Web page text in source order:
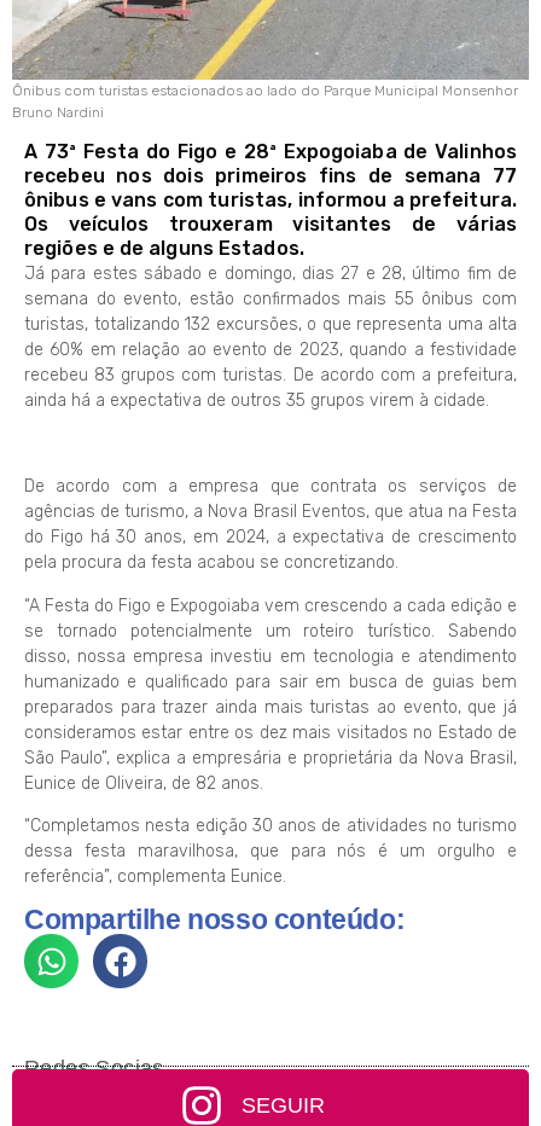
Ônibus com turistas estacionados ao lado do Parque Municipal Monsenhor
Bruno Nardini
A 73ª Festa do Figo e 28ª Expogoiaba de Valinhos
recebeu nos dois primeiros fins de semana 77
ônibus e vans com turistas, informou a prefeitura.
Os veículos trouxeram visitantes de várias
regiões e de alguns Estados.
Já para estes sábado e domingo, dias 27 e 28, último fim de
semana do evento, estão confirmados mais 55 ônibus com
turistas, totalizando 132 excursões, o que representa uma alta
de 60% em relação ao evento de 2023, quando a festividade
recebeu 83 grupos com turistas. De acordo com a prefeitura,
ainda há a expectativa de outros 35 grupos virem à cidade.
De acordo com a empresa que contrata os serviços de
agências de turismo, a Nova Brasil Eventos, que atua na Festa
do Figo há 30 anos, em 2024, a expectativa de crescimento
pela procura da festa acabou se concretizando.
“A Festa do Figo e Expogoiaba vem crescendo a cada edição e
se tornado potencialmente um roteiro turístico. Sabendo
disso, nossa empresa investiu em tecnologia e atendimento
humanizado e qualificado para sair em busca de guias bem
preparados para trazer ainda mais turistas ao evento, que já
consideramos estar entre os dez mais visitados no Estado de
São Paulo”, explica a empresária e proprietária da Nova Brasil,
Eunice de Oliveira, de 82 anos.
“Completamos nesta edição 30 anos de atividades no turismo
dessa festa maravilhosa, que para nós é um orgulho e
referência”, complementa Eunice.
Compartilhe nosso conteúdo:
Redes Socias
SEGUIR